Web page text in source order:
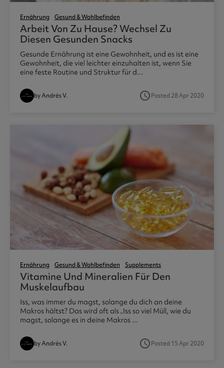
Ernährung Gesund & Wohlbefinden
Arbeit Von Zu Hause? Wechsel Zu
Diesen Gesunden Snacks
Gesunde Ernährung ist eine Gewohnheit, und es ist eine
Gewohnheit, die viel leichter einzuhalten ist, wenn Sie
eine feste Routine und Struktur für d...
by Andrés V. access_timePosted 28 Apr 2020
Ernährung Gesund & Wohlbefinden Supplements
Vitamine Und Mineralien Für Den
Muskelaufbau
Iss, was immer du magst, solange du dich an deine
Makros hältst? Das wird oft als „Iss so viel Müll, wie du
magst, solange es in deine Makros ...
by Andrés V. access_timePosted 15 Apr 2020